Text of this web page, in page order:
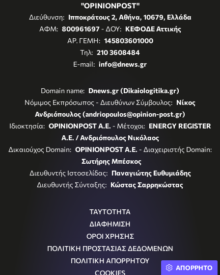
"OPINIONPOST"
Διεύθυνση: Ιπποκράτους 2, Αθήνα, 10679, Ελλάδα
ΑΦΜ: 800961697- ΔΟΥ: ΚΕΦΟΔΕ Αττικής
ΑΡ. ΓΕΜΗ: 145803601000
Τηλ: 210 3608484
E-mail: info@dnews.gr
Domain name: Dnews.gr (Dikaiologitika.gr)
Νόμιμος Εκπρόσωπος - Διευθύνων Σύμβουλος: Νίκος
Ανδριόπουλος (andriopoulos@opinion-post.gr)
Ιδιοκτησία: OPINIONPOST A.E. - Μέτοχοι: ENERGY REGISTER
Α.Ε. / Ανδριόπουλος Νικόλαος
Δικαιούχος Domain: OPINIONPOST A.E. - Διαχειριστής Domain:
Σωτήρης Μπέσκος
Διευθυντής Ιστοσελίδας: Παναγιώτης Ευθυμιάδης
Διευθυντής Σύνταξης: Κώστας Σαρρηκώστας
ΤΑΥΤΟΤΗΤΑ
ΔΙΑΦΗΜΙΣΗ
ΟΡΟΙ ΧΡΗΣΗΣ
ΠΟΛΙΤΙΚΗ ΠΡΟΣΤΑΣΙΑΣ ΔΕΔΟΜΕΝΩΝ
ΠΟΛΙΤΙΚΗ ΑΠΟΡΡΗΤΟΥ
COOKIES
ΑΠΟΡΡΗΤΟ